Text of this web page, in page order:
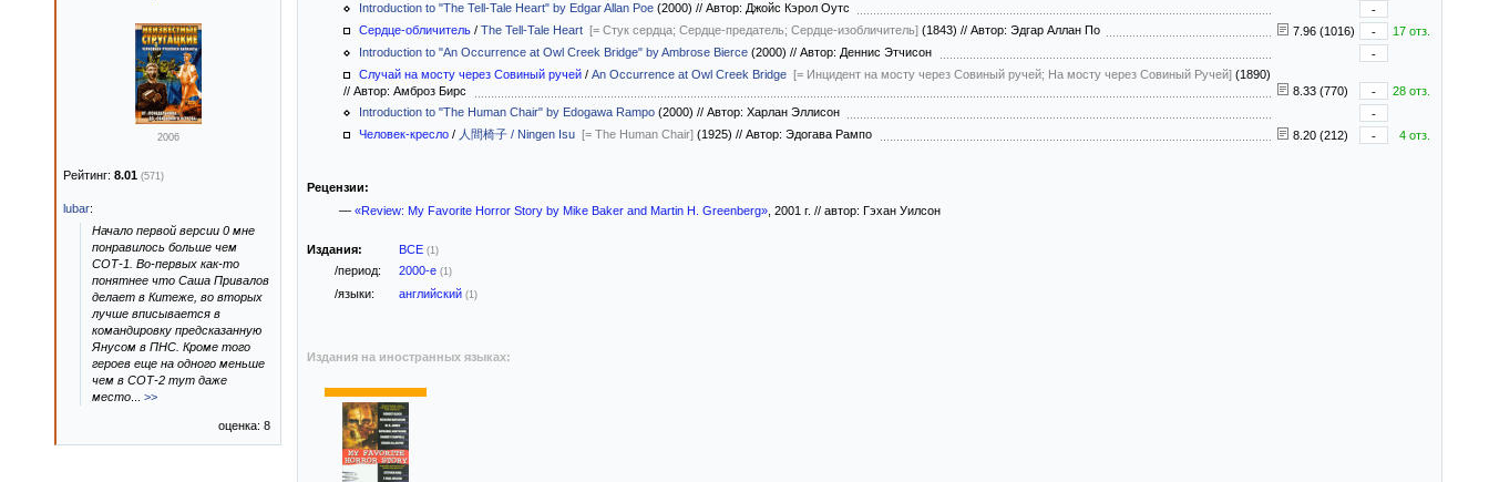
Introduction to "The Tell-Tale Heart" by Edgar Allan Poe (2000) // Автор: Джойс Кэрол Оутс
-
Сердце-обличитель / The Tell-Tale Heart [= Стук сердца; Сердце-предатель; Сердце-изобличитель] (1843) // Автор: Эдгар Аллан По 7.96 (1016) -
17 отз.
Introduction to "An Occurrence at Owl Creek Bridge" by Ambrose Bierce (2000) // Автор: Деннис Этчисон
-
Случай на мосту через Совиный ручей / An Occurrence at Owl Creek Bridge [= Инцидент на мосту через Совиный ручей; На мосту через Совиный Ручей] (1890)
// Автор: Амброз Бирс 8.33 (770) -
28 отз.
Introduction to "The Human Chair" by Edogawa Rampo (2000) // Автор: Харлан Эллисон
-
Человек-кресло / 人間椅子 / Ningen Isu [= The Human Chair] (1925) // Автор: Эдогава Рампо 8.20 (212) - 4 отз.
Рецензии:
— «Review: My Favorite Horror Story by Mike Baker and Martin H. Greenberg», 2001 г. // автор: Гэхан Уилсон
Издания: ВСЕ (1)
/период: 2000-е (1)
/языки: английский (1)
Издания на иностранных языках:
2006
Рейтинг: 8.01 (571)
lubar:
Начало первой версии 0 мне
понравилось больше чем
СОТ-1. Во-первых как-то
понятнее что Саша Привалов
делает в Китеже, во вторых
лучше вписывается в
командировку предсказанную
Янусом в ПНС. Кроме того
героев еще на одного меньше
чем в СОТ-2 тут даже
место
>>
оценка: 8